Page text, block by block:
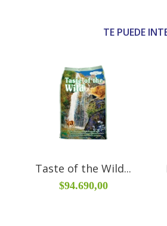
TE PUEDE
Taste of the Wild...
$94.690,00